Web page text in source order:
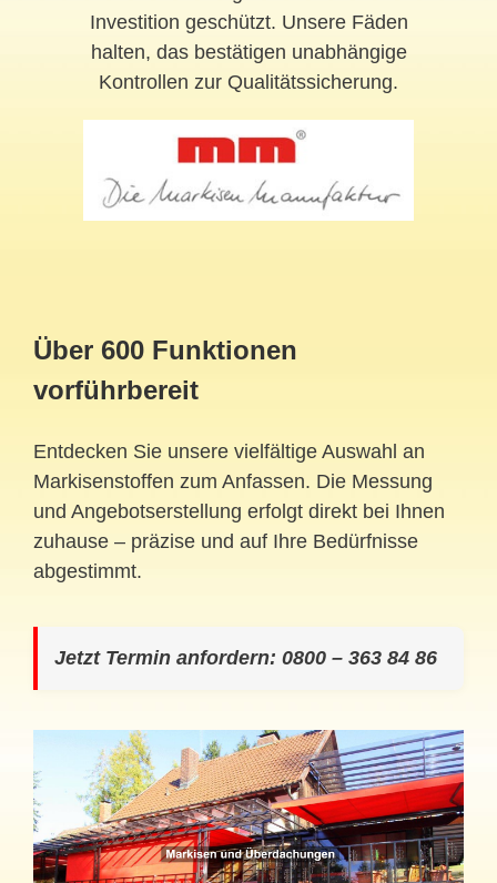
Investition geschützt. Unsere Fäden
halten, das bestätigen unabhängige
Kontrollen zur Qualitätssicherung.
Über 600 Funktionen
vorführbereit
Entdecken Sie unsere vielfältige Auswahl an
Markisenstoffen zum Anfassen. Die Messung
und Angebotserstellung erfolgt direkt bei Ihnen
zuhause – präzise und auf Ihre Bedürfnisse
abgestimmt.
Jetzt Termin anfordern: 0800 – 363 84 86